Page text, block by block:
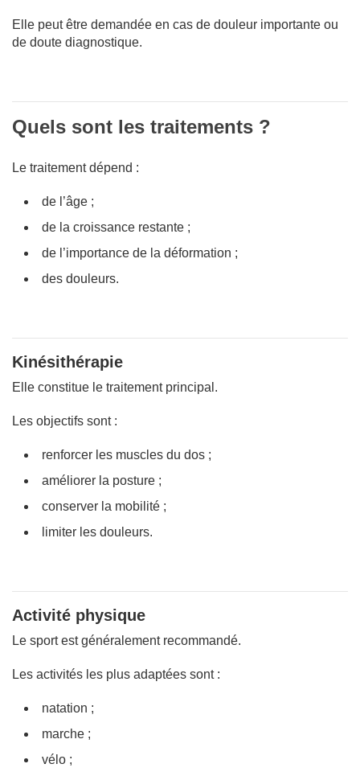
Elle peut être demandée en cas de douleur importante ou
de doute diagnostique.
Quels sont les traitements ?
Le traitement dépend :
de l’âge ;
de la croissance restante ;
de l’importance de la déformation ;
des douleurs.
Kinésithérapie
Elle constitue le traitement principal.
Les objectifs sont :
renforcer les muscles du dos ;
améliorer la posture ;
conserver la mobilité ;
limiter les douleurs.
Activité physique
Le sport est généralement recommandé.
Les activités les plus adaptées sont :
natation ;
marche ;
vélo ;